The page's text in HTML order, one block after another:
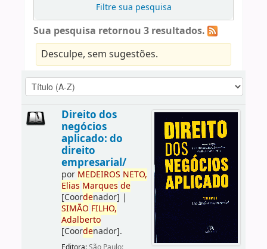
Filtre sua pesquisa
Sua pesquisa retornou 3 resultados.
Desculpe, sem sugestões.
Direito dos
negócios
aplicado: do
direito
empresarial/
por MEDEIROS NETO,
Elias Marques de
[Coordenador] |
SIMÃO FILHO,
Adalberto
[Coordenador].